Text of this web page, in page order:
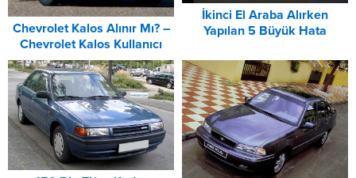
Chevrolet Kalos Alınır Mı? –
Chevrolet Kalos Kullanıcı
Yorumları
İkinci El Araba Alırken
Yapılan 5 Büyük Hata